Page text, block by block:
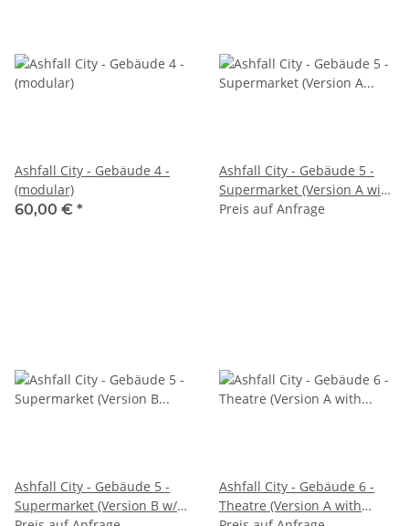
Ashfall City - Gebäude 4 -
(modular)
60,00 € *
Ashfall City - Gebäude 5 -
Supermarket (Version A with
rubble)
Preis auf Anfrage
Ashfall City - Gebäude 5 -
Supermarket (Version B w/o
Ashfall City - Gebäude 6 -
Theatre (Version A with